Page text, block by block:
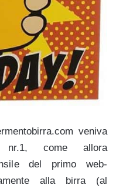
veniva
nr.1, come allora
del primo web-
alla birra (al